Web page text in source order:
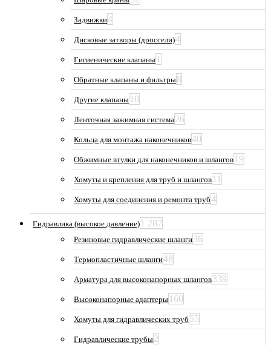
Задвижки4
Дисковые затворы (дроссели)4
Гигиенические клапаны 1
Обратные клапаны и фильтры8
Другие клапаны 10
Ленточная зажимная система26
Кольца для монтажа наконечников40
Обжимные втулки для наконечников и шлангов 19
Хомуты и крепления для труб и шлангов 11
Хомуты для соединения и ремонта труб4
Гидравлика (высокое давление) 1 287
Резиновые гидравлические шланги36
Термопластичные шланги48
Арматура для высоконапорных шлангов339
Высоконапорные адаптеры 160
Хомуты для гидравлических труб 55
Гидравлические трубы2